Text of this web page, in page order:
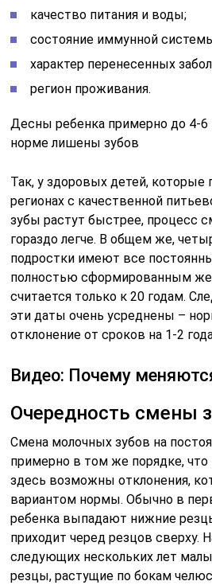
качество питания и воды;
состояние иммунной
характер перенесенных
регион проживания.
Десны ребенка примерно до 4-
норме лишены зубов
Так, у здоровых детей,
регионах с качественной
зубы растут быстрее, процесс
гораздо легче. В общем же,
подростки имеют все
полностью сформированным
считается только к 20 годам.
эти даты очень усреднены –
отклонение от сроков на 1-2
Видео: Почему
Очередность смены
Смена молочных зубов на
примерно в том же порядке, что
здесь возможны отклонения,
вариантом нормы. Обычно в
ребенка выпадают нижние
приходит черед резцов сверху.
следующих нескольких лет
резцы, растущие по бокам